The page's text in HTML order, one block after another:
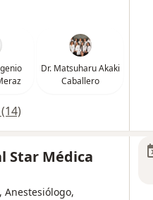
Dr. Matsuharu Akaki
Caballero
Star Médica
Anestesiólogo,